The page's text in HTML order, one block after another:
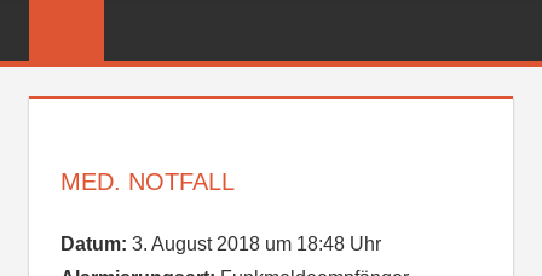
FEUERWEHR
MED. NOTFALL
Datum: 3. August 2018 um 18:48 Uhr